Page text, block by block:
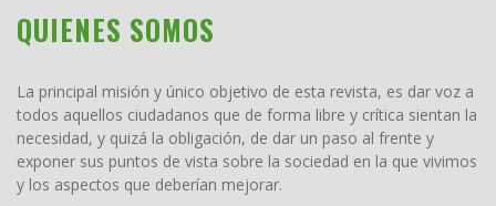
QUIENES SOMOS
La principal misión y único objetivo de esta revista, es dar voz a
todos aquellos ciudadanos que de forma libre y crítica sientan la
necesidad, y quizá la obligación, de dar un paso al frente y
exponer sus puntos de vista sobre la sociedad en la que vivimos
y los aspectos que deberían mejorar.